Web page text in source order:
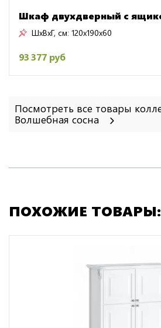
Шкаф двухдверный с
ШxВxГ, см: 120x190x60
93 377 руб
Посмотреть все товары
Волшебная сосна
ПОХОЖИЕ ТОВАРЫ: